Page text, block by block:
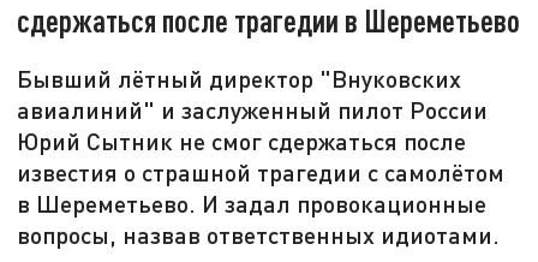
сдержаться после трагедии в Шереметьево
Бывший лётный директор "Внуковских
авиалиний" и заслуженный пилот России
Юрий Сытник не смог сдержаться после
известия о страшной трагедии с самолётом
в Шереметьево. И задал провокационные
вопросы, назвав ответственных идиотами.